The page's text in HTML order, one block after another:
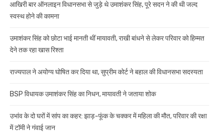
आखिरी बार ऑनलाइन विधानसभा से जुड़े थे उमाशंकर सिंह, पूरे सदन ने की थी जल्द
स्वस्थ होने की कामना
उमाशंकर सिंह को छोटा भाई मानती थीं मायावती, राखी बांधने से लेकर परिवार को हिम्मत
देने तक रहा खास रिश्ता
राज्यपाल ने अयोग्य घोषित कर दिया था, सुप्रीम कोर्ट ने बहाल की विधानसभा सदस्यता
BSP विधायक उमाशंकर सिंह का निधन, मायावती ने जताया शोक
उभांव के दो घरों में सांप का कहर: झाड़-फूंक के चक्कर में महिला की मौत, परिवार की रक्षा
में टॉमी ने गंवाई जान